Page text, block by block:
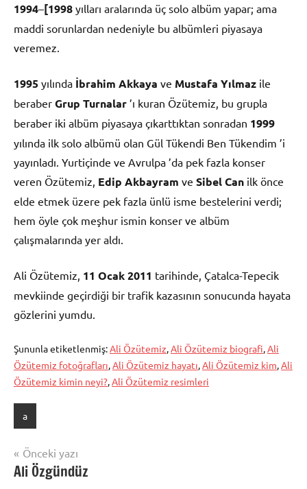
1994–[1998 yılları aralarında üç solo albüm yapar; ama
maddi sorunlardan nedeniyle bu albümleri piyasaya
veremez.
1995 yılında İbrahim Akkaya ve Mustafa Yılmaz ile
beraber Grup Turnalar ’ı kuran Özütemiz, bu grupla
beraber iki albüm piyasaya çıkarttıktan sonradan 1999
yılında ilk solo albümü olan Gül Tükendi Ben Tükendim ’i
yayınladı. Yurtiçinde ve Avrulpa ’da pek fazla konser
veren Özütemiz, Edip Akbayram ve Sibel Can ilk önce
elde etmek üzere pek fazla ünlü isme bestelerini verdi;
hem öyle çok meşhur ismin konser ve albüm
çalışmalarında yer aldı.
Ali Özütemiz, 11 Ocak2011 tarihinde, Çatalca-Tepecik
mevkiinde geçirdiği bir trafik kazasının sonucunda hayata
gözlerini yumdu.
Şununla etiketlenmiş:Ali Özütemiz,Ali Özütemiz biografi,Ali
Özütemiz fotoğrafları,Ali Özütemiz hayatı,Ali Özütemiz kim,Ali
Özütemiz kimin neyi?,Ali Özütemiz resimleri
a
Yazı
gezinmesi
Önceki yazı
Ali Özgündüz